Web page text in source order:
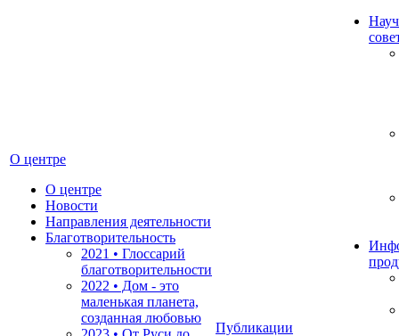
О центре
О центре
Новости
Направления деятельности
Благотворительность
2021 • Глоссарий
благотворительности
2022 • Дом - это
маленькая планета,
созданная любовью
Публикации